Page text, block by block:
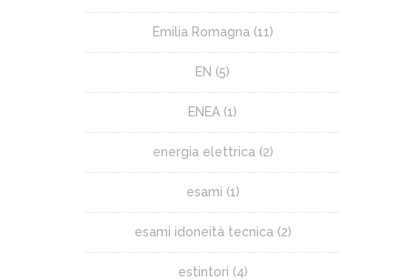
Emilia Romagna (11)
EN (5)
ENEA (1)
energia elettrica (2)
esami (1)
esami idoneità tecnica (2)
estintori (4)